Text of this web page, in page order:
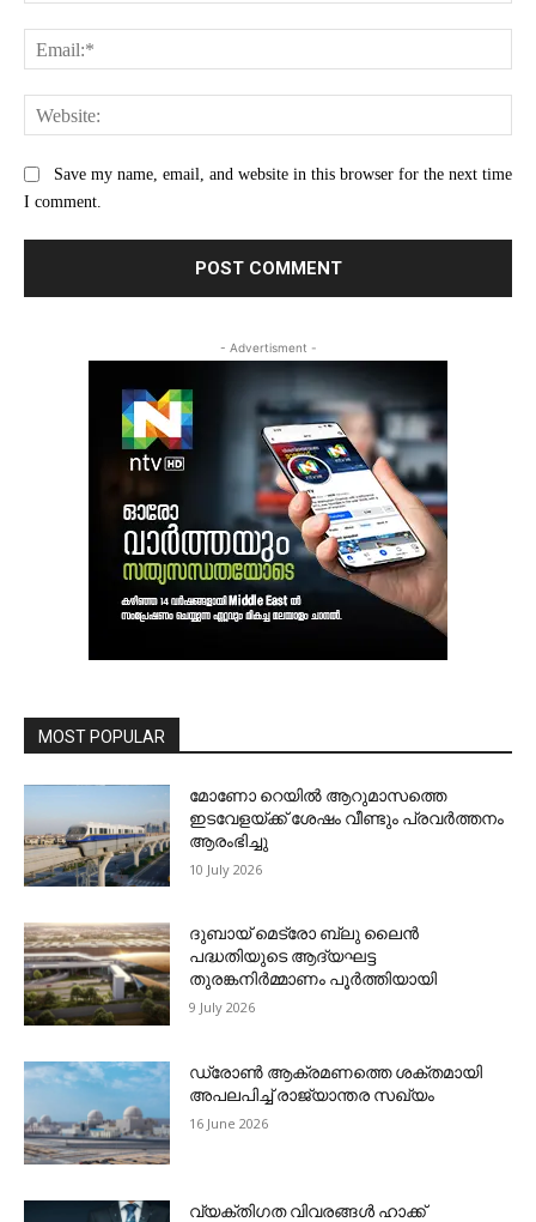
Save my name, email, and website in this browser for the next time
I comment.
- Advertisment -
MOST POPULAR
മോണോ റെയില്‍ ആറുമാസത്തെ
ഇടവേളയ്ക്ക് ശേഷം വീണ്ടും പ്രവര്‍ത്തനം
ആരംഭിച്ചു
10 July 2026
ദുബായ് മെട്രോ ബ്ലു ലൈന്‍
പദ്ധതിയുടെ ആദ്യഘട്ട
തുരങ്കനിര്‍മ്മാണം പൂര്‍ത്തിയായി
9 July 2026
ഡ്രോണ്‍ ആക്രമണത്തെ ശക്തമായി
അപലപിച്ച് രാജ്യാന്തര സഖ്യം
16 June 2026
വ്യക്തിഗത വിവരങ്ങള്‍ ഹാക്ക്